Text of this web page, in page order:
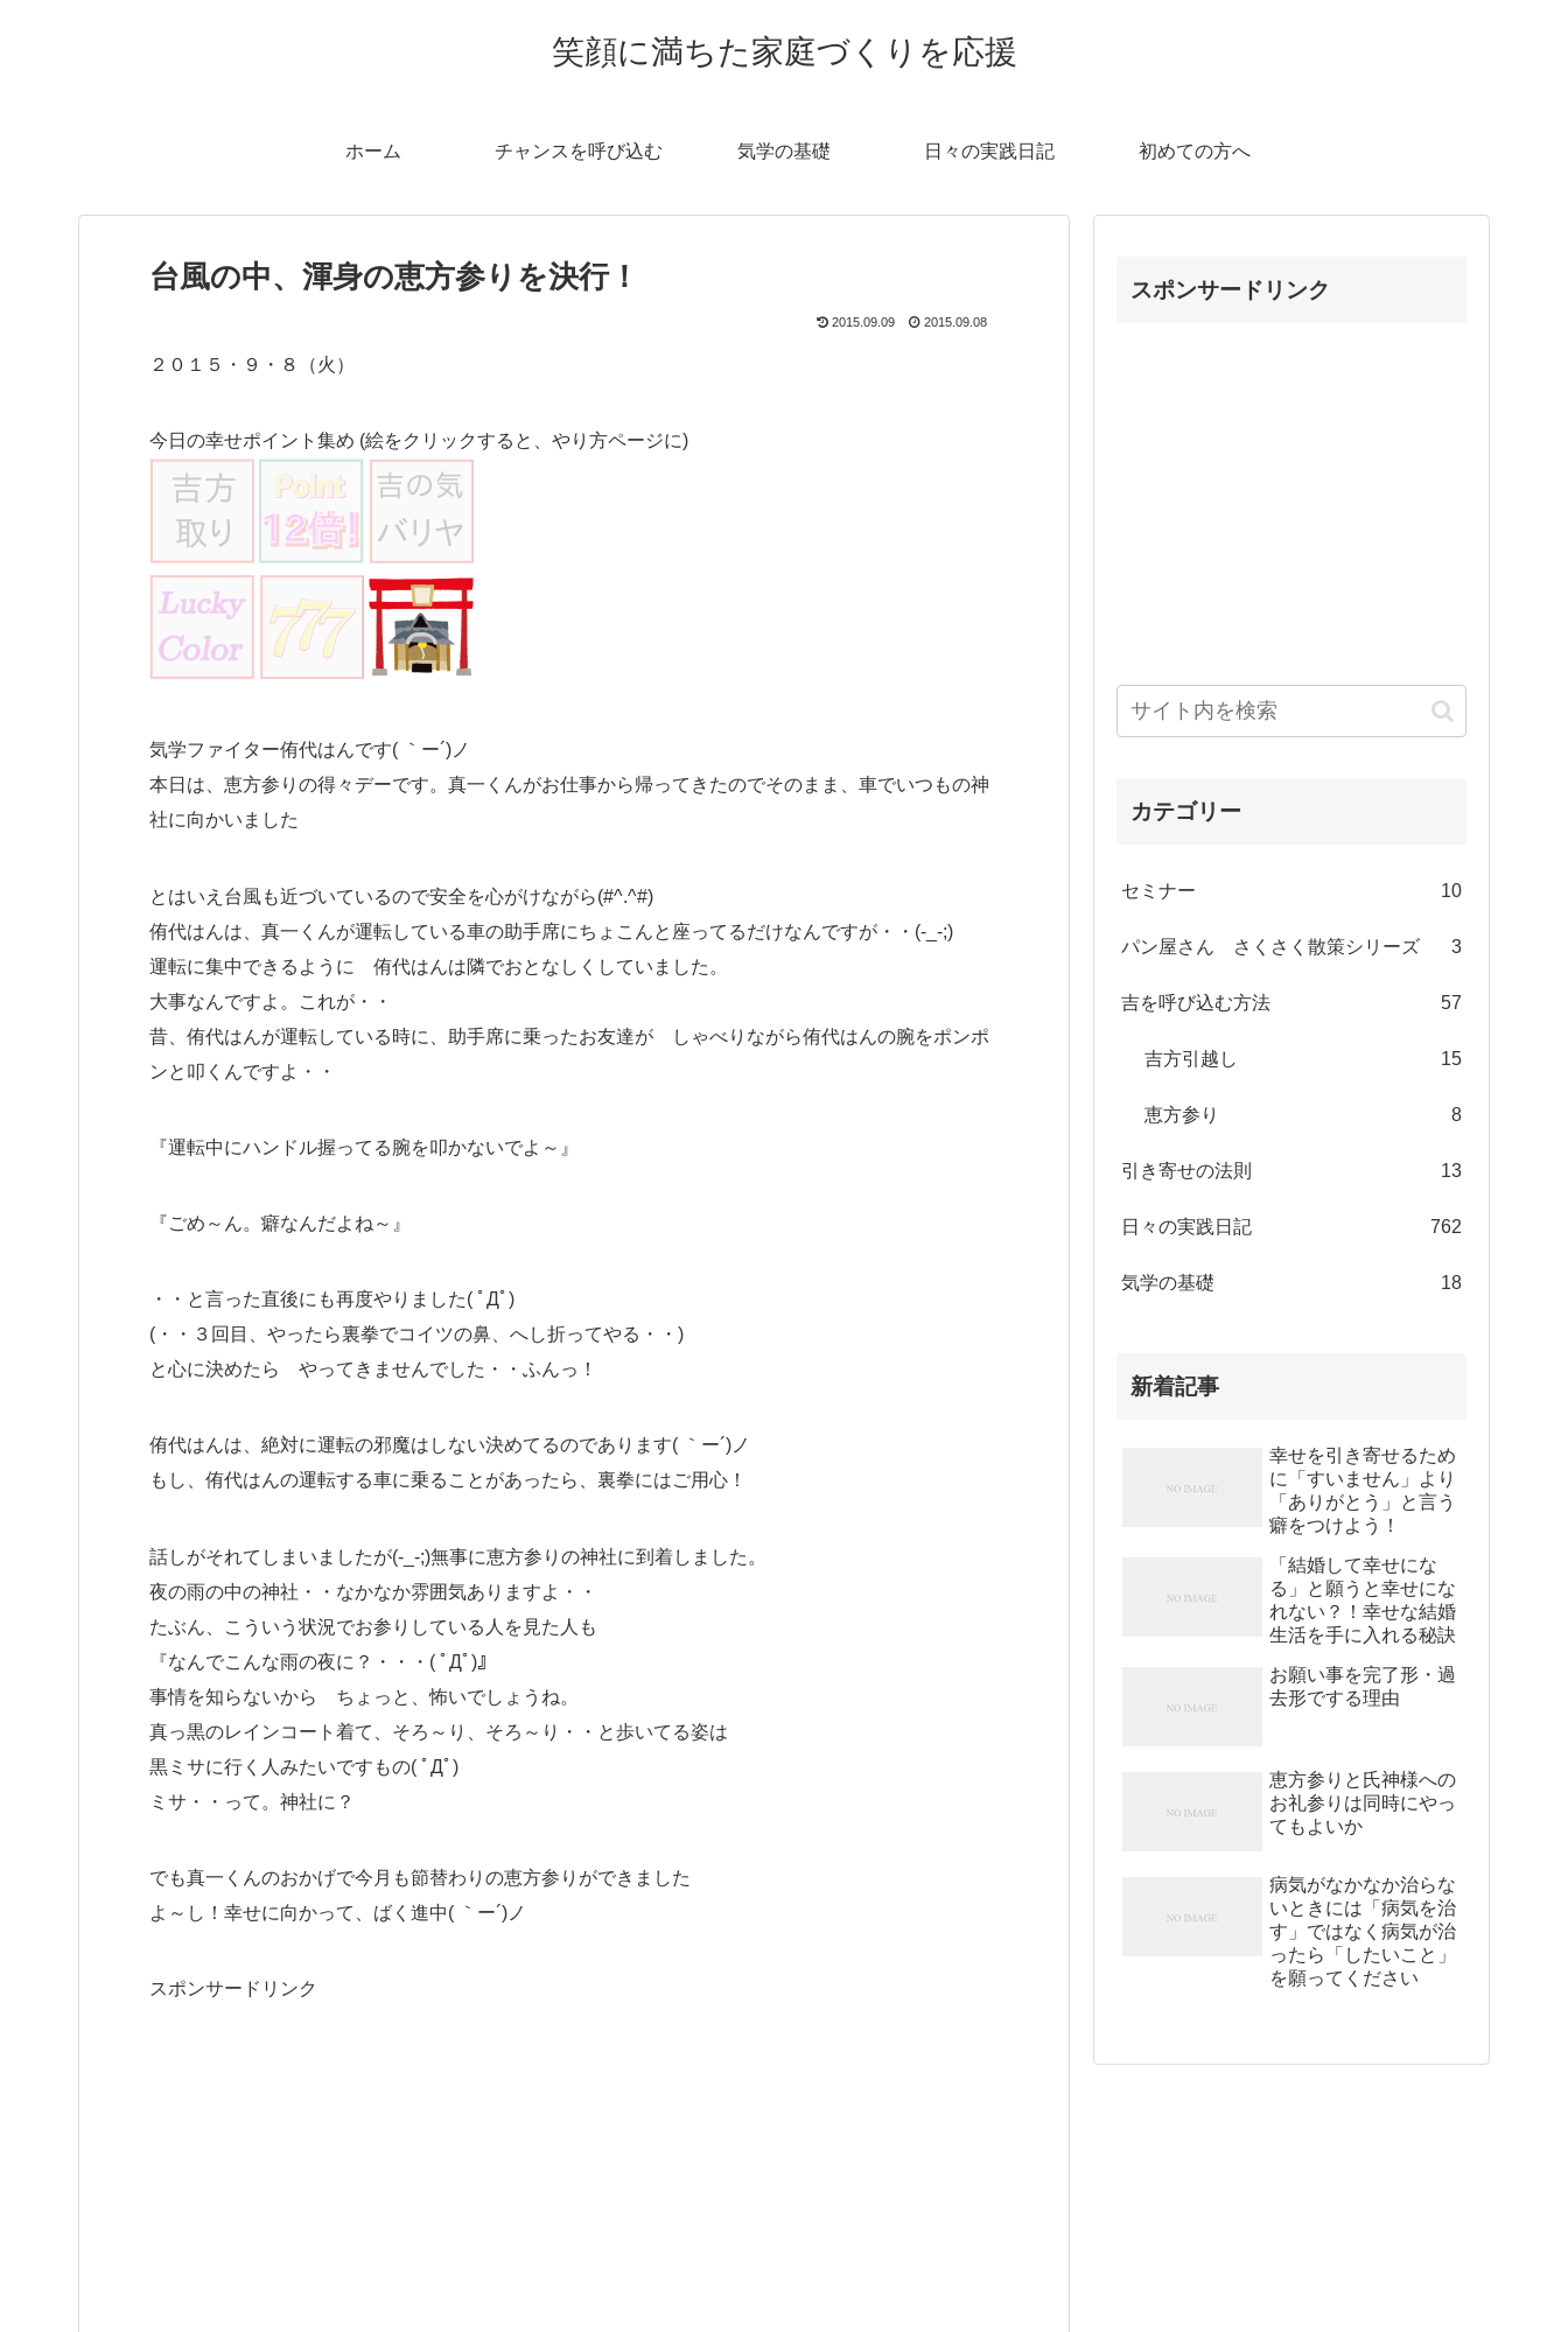
笑顔に満ちた家庭づくりを応援
ホーム チャンスを呼び込む 気学の基礎 日々の実践日記 初めての方へ
台風の中、渾身の恵方参りを決行！
2015.09.09 2015.09.08
２０１５・９・８（火）
今日の幸せポイント集め (絵をクリックすると、やり方ページに)
気学ファイター侑代はんです( ｀ー´)ノ
本日は、恵方参りの得々デーです。真一くんがお仕事から帰ってきたのでそのまま、車でいつもの神
社に向かいました
とはいえ台風も近づいているので安全を心がけながら(#^.^#)
侑代はんは、真一くんが運転している車の助手席にちょこんと座ってるだけなんですが・・(-_-;)
運転に集中できるように 侑代はんは隣でおとなしくしていました。
大事なんですよ。これが・・
昔、侑代はんが運転している時に、助手席に乗ったお友達が しゃべりながら侑代はんの腕をポンポ
ンと叩くんですよ・・
『運転中にハンドル握ってる腕を叩かないでよ～』
『ごめ～ん。癖なんだよね～』
・・と言った直後にも再度やりました( ﾟДﾟ)
(・・３回目、やったら裏拳でコイツの鼻、へし折ってやる・・)
と心に決めたら やってきませんでした・・ふんっ！
侑代はんは、絶対に運転の邪魔はしない決めてるのであります( ｀ー´)ノ
もし、侑代はんの運転する車に乗ることがあったら、裏拳にはご用心！
話しがそれてしまいましたが(-_-;)無事に恵方参りの神社に到着しました。
夜の雨の中の神社・・なかなか雰囲気ありますよ・・
たぶん、こういう状況でお参りしている人を見た人も
『なんでこんな雨の夜に？・・・( ﾟДﾟ)』
事情を知らないから ちょっと、怖いでしょうね。
真っ黒のレインコート着て、そろ～り、そろ～り・・と歩いてる姿は
黒ミサに行く人みたいですもの( ﾟДﾟ)
ミサ・・って。神社に？
でも真一くんのおかげで今月も節替わりの恵方参りができました
よ～し！幸せに向かって、ばく進中( ｀ー´)ノ
スポンサードリンク
スポンサードリンク
カテゴリー
セミナー 10
パン屋さん さくさく散策シリーズ 3
吉を呼び込む方法 57
吉方引越し 15
恵方参り 8
引き寄せの法則 13
日々の実践日記 762
気学の基礎 18
新着記事
幸せを引き寄せるため
に「すいません」より
「ありがとう」と言う
癖をつけよう！
「結婚して幸せにな
る」と願うと幸せにな
れない？！幸せな結婚
生活を手に入れる秘訣
お願い事を完了形・過
去形でする理由
恵方参りと氏神様への
お礼参りは同時にやっ
てもよいか
病気がなかなか治らな
いときには「病気を治
す」ではなく病気が治
ったら「したいこと」
を願ってください